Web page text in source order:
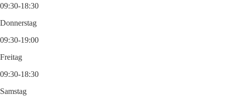
09:30-18:30
Donnerstag
09:30-19:00
Freitag
09:30-18:30
Samstag